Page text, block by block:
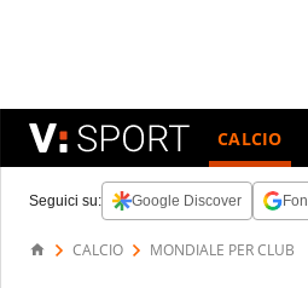
CALCIO
Seguici su: Google Discover
CALCIO MONDIALE PER CLUB